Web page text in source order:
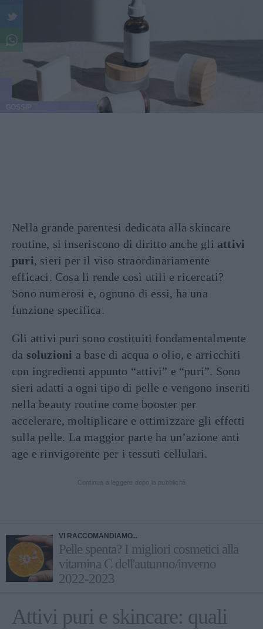
Nella grande parentesi dedicata alla skincare
routine, si inseriscono di diritto anche gli attivi
puri, sieri per il viso straordinariamente
efficaci. Cosa li rende così utili e ricercati?
Sono numerosi e, ognuno di essi, ha una
funzione specifica.
Gli attivi puri sono costituiti fondamentalmente
da soluzioni a base di acqua o olio, e arricchiti
con ingredienti appunto “attivi” e “puri”. Sono
sieri adatti a ogni tipo di pelle e vengono inseriti
nella beauty routine come booster per
accelerare, moltiplicare e ottimizzare gli effetti
sulla pelle. La maggior parte ha un’azione anti
age e rinvigorente per i tessuti cellulari.
VI RACCOMANDIAMO...
Pelle spenta? I migliori cosmetici alla
vitamina C dell'autunno/inverno
2022-2023
Attivi puri e skincare: quali